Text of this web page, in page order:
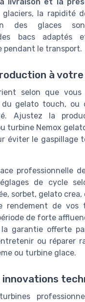
glaciers, la rapidité
des glaces
bacs adaptés
pendant le transport.
à
selon que vous
du gelato touch, ou
Ajustez la
turbine Nemox
éviter le gaspillage
professionnelle
de cycle
sorbet, gelato crea,
rendement de vos
de forte
garantie offerte
ou réparer
ou turbine glace.